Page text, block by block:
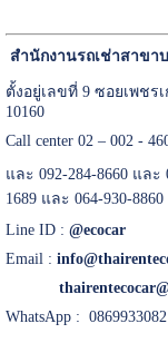
สำนักงานรถเช่าสาขา
ตั้งอยู่เลขที่ 9 ซอยเพชร
10160
Call center 02 – 002 -
และ 092-284-8660 และ
1689 และ 064-930-
Line ID : @ecocar
Email :
WhatsApp : 0869933082